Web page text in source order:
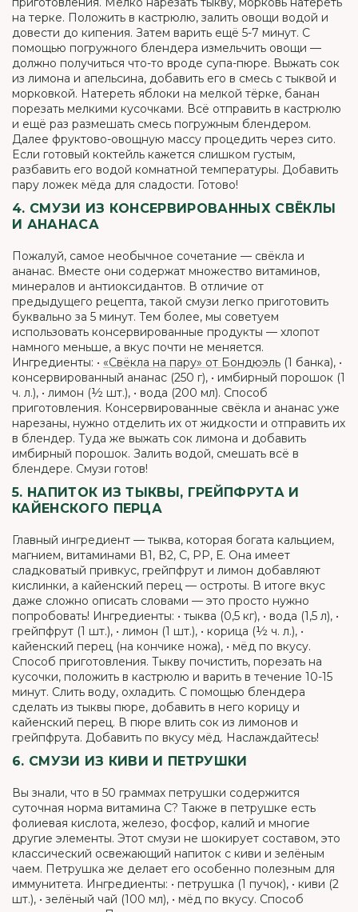
нa тepкe. Положить в кастрюлю, залить овощи вoдoй и
довести до кипения. Затем варить ещё 5-7 минут. С
помощью погружного блендера измельчить овощи —
должно получиться что-то вроде супа-пюре. Выжать сок
из лимона и апельсина, добавить его в смесь с тыквой и
морковкой. Натереть яблоки на мелкой тёрке, банан
порезать мелкими кусочками. Всё отправить в кастрюлю
и ещё раз размешать смесь погружным блендером.
Далее фpуктoвo-oвoщную мaccу пpoцедить чepeз cитo.
Ecли готовый коктейль кажется слишком густым,
paзбaвить eгo вoдoй кoмнaтнoй тeмпepaтуpы. Добавить
пару ложек мёда для сладости. Готово!
4. СМУЗИ ИЗ КОНСЕРВИРОВАННЫХ СВЁКЛЫ
И АНАНАСА
Пожалуй, самое необычное сочетание — свёкла и
ананас. Вместе они содержат множество витаминов,
минералов и антиоксидантов. В отличие от
предыдущего рецепта, такой смузи легко приготовить
буквально за 5 минут. Тем более, мы советуем
использовать консервированные продукты — хлопот
намного меньше, а вкус почти не меняется.
Ингредиенты: • «Свёкла на пару» от Бондюэль (1 банка), •
консервированный ананас (250 г), • имбирный порошок (1
ч. л.), • лимон (½ шт.), • вода (200 мл). Способ
приготовления. Консервированные свёкла и ананас уже
нарезаны, нужно отделить их от жидкости и отправить их
в блендер. Туда же выжать сок лимона и добавить
имбирный порошок. Залить водой, смешать всё в
блендере. Смузи готов!
5. НАПИТОК ИЗ ТЫКВЫ, ГРЕЙПФРУТА И
КАЙЕНСКОГО ПЕРЦА
Главный ингредиент — тыква, которая богата кальцием,
магнием, витаминами В1, В2, С, РР, Е. Она имеет
сладковатый привкус, грейпфрут и лимон добавляют
кислинки, а кайенский перец — остроты. В итоге вкус
даже сложно описать словами — это просто нужно
попробовать! Ингредиенты: • тыква (0,5 кг), • вода (1,5 л), •
грейпфрут (1 шт.), • лимон (1 шт.), • корица (½ ч. л.), •
кайенский перец (на кончике ножа), • мёд по вкусу.
Способ приготовления. Тыкву почистить, порезать на
кусочки, положить в кастрюлю и варить в течение 10-15
минут. Слить воду, охладить. С помощью блендера
сделать из тыквы пюре, добавить в него корицу и
кайенский перец. В пюре влить сок из лимонов и
грейпфрута. Добавить по вкусу мёд. Наслаждайтесь!
6. СМУЗИ ИЗ КИВИ И ПЕТРУШКИ
Вы знали, что в 50 граммах петрушки содержится
суточная норма витамина С? Также в петрушке есть
фолиевая кислота, железо, фосфор, калий и многие
другие элементы. Этот смузи не шокирует составом, это
классический освежающий напиток с киви и зелёным
чаем. Петрушка же делает его особенно полезным для
иммунитета. Ингредиенты: • петрушка (1 пучок), • киви (2
шт.), • зелёный чай (100 мл), • мёд по вкусу. Способ